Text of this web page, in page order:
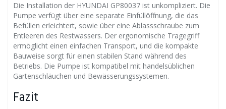
Die Installation der HYUNDAI GP80037 ist unkompliziert. Die
Pumpe verfügt über eine separate Einfüllöffnung, die das
Befüllen erleichtert, sowie über eine Ablassschraube zum
Entleeren des Restwassers. Der ergonomische Tragegriff
ermöglicht einen einfachen Transport, und die kompakte
Bauweise sorgt für einen stabilen Stand während des
Betriebs. Die Pumpe ist kompatibel mit handelsüblichen
Gartenschläuchen und Bewässerungssystemen.
Fazit